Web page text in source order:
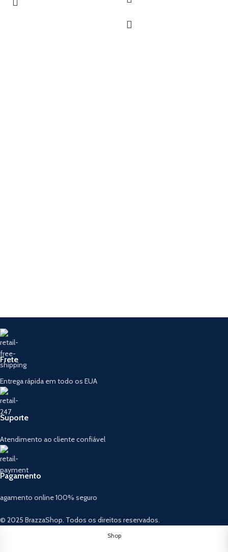
Frete
Entrega rápida em todo os EUA
Suporte
Atendimento ao cliente confiável
Pagamento
agamento online 100% seguro
© 2025 BrazzaShop. Todos os direitos reservados.
Shop